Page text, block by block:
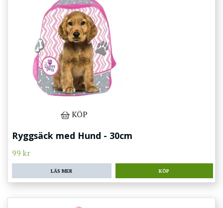
KÖP
Ryggsäck med Hund - 30cm
99 kr
LÄS MER